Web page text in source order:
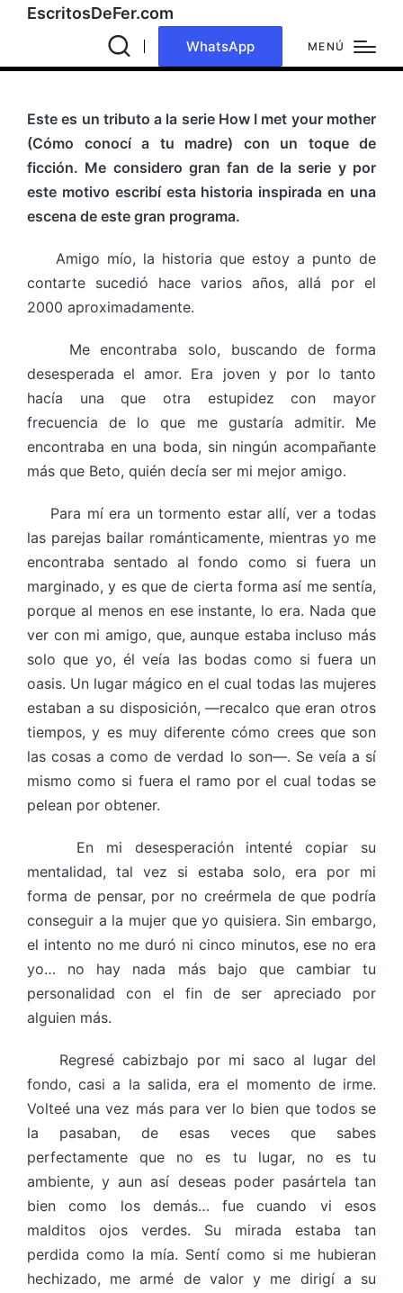
EscritosDeFer.com
WhatsApp MENÚ
Este es un tributo a la serie How I met your mother
(Cómo conocí a tu madre) con un toque de
ficción. Me considero gran fan de la serie y por
este motivo escribí esta historia inspirada en una
escena de este gran programa.
Amigo mío, la historia que estoy a punto de
contarte sucedió hace varios años, allá por el
2000 aproximadamente.
Me encontraba solo, buscando de forma
desesperada el amor. Era joven y por lo tanto
hacía una que otra estupidez con mayor
frecuencia de lo que me gustaría admitir. Me
encontraba en una boda, sin ningún acompañante
más que Beto, quién decía ser mi mejor amigo.
Para mí era un tormento estar allí, ver a todas
las parejas bailar románticamente, mientras yo me
encontraba sentado al fondo como si fuera un
marginado, y es que de cierta forma así me sentía,
porque al menos en ese instante, lo era. Nada que
ver con mi amigo, que, aunque estaba incluso más
solo que yo, él veía las bodas como si fuera un
oasis. Un lugar mágico en el cual todas las mujeres
estaban a su disposición, —recalco que eran otros
tiempos, y es muy diferente cómo crees que son
las cosas a como de verdad lo son—. Se veía a sí
mismo como si fuera el ramo por el cual todas se
pelean por obtener.
En mi desesperación intenté copiar su
mentalidad, tal vez si estaba solo, era por mi
forma de pensar, por no creérmela de que podría
conseguir a la mujer que yo quisiera. Sin embargo,
el intento no me duró ni cinco minutos, ese no era
yo… no hay nada más bajo que cambiar tu
personalidad con el fin de ser apreciado por
alguien más.
Regresé cabizbajo por mi saco al lugar del
fondo, casi a la salida, era el momento de irme.
Volteé una vez más para ver lo bien que todos se
la pasaban, de esas veces que sabes
perfectamente que no es tu lugar, no es tu
ambiente, y aun así deseas poder pasártela tan
bien como los demás… fue cuando vi esos
malditos ojos verdes. Su mirada estaba tan
perdida como la mía. Sentí como si me hubieran
hechizado, me armé de valor y me dirigí a su